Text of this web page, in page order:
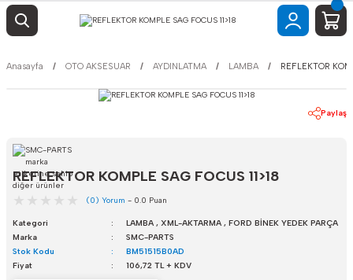
Anasayfa OTO AKSESUAR AYDINLATMA LAMBA REFLEKTOR
Paylaş
REFLEKTOR KOMPLE SAG FOCUS 11>18
(0) Yorum - 0.0 Puan
Kategori LAMBA , XML-AKTARMA , FORD BİNEK YEDEK PARÇA
Marka
SMC-PARTS
Stok Kodu
BM51515B0AD
Fiyat
106,72 TL + KDV